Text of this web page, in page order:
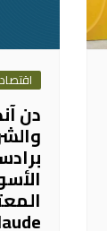
اقتصاد
دن